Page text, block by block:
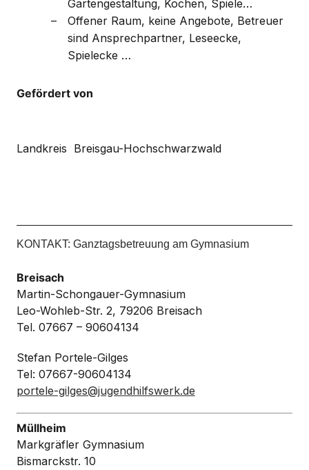
Gartengestaltung, Kochen, Spiele…
Offener Raum, keine Angebote, Betreuer
sind Ansprechpartner, Leseecke,
Spielecke …
Gefördert von
Landkreis Breisgau-Hochschwarzwald
KONTAKT: Ganztagsbetreuung am Gymnasium
Breisach
Martin-Schongauer-Gymnasium
Leo-Wohleb-Str. 2, 79206 Breisach
Tel. 07667 – 90604134
Stefan Portele-Gilges
Tel: 07667-90604134
portele-gilges@jugendhilfswerk.de
Müllheim
Markgräfler Gymnasium
Bismarckstr. 10